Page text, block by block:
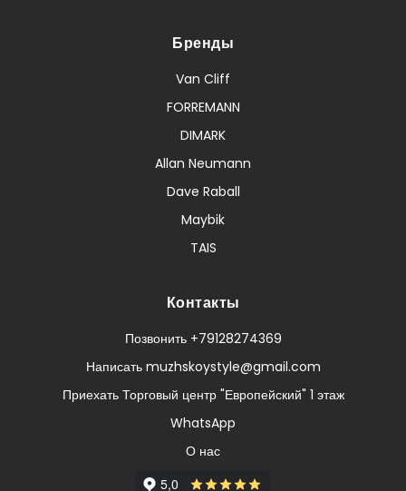
Бренды
Van Cliff
FORREMANN
DIMARK
Allan Neumann
Dave Raball
Maybik
TAIS
Контакты
Позвонить +79128274369
Написать muzhskoystyle@gmail.com
Приехать Торговый центр "Европейский" 1 этаж
WhatsApp
О нас